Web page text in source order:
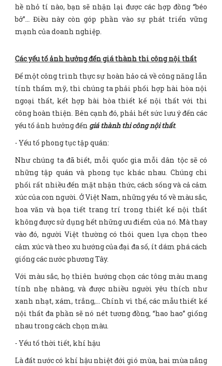
hề nhỏ tí nào, bạn sẽ nhận lại được các hợp đồng “béo
bở”… Điều này còn góp phần vào sự phát triển vững
mạnh của doanh nghiệp.
Các yếu tố ảnh hưởng đến giá thành thi công nội thất
Để một công trình thực sự hoàn hảo cả về công năng lẫn
tính thẩm mỹ, thì chúng ta phải phối hợp hài hòa nội
ngoại thất, kết hợp hài hòa thiết kế nội thất với thi
công hoàn thiện. Bên cạnh đó, phải hết sức lưu ý đến các
yếu tố ảnh hưởng đến giá thành thi công nội thất.
- Yếu tố phong tục tập quán:
Như chúng ta đã biết, mỗi quốc gia mỗi dân tộc sẽ có
những tập quán và phong tục khác nhau. Chúng chi
phối rất nhiều đến mặt nhận thức, cách sống và cả cảm
xúc của con người. Ở Việt Nam, những yếu tố về màu sắc,
hoa văn và họa tiết trang trí trong thiết kế nội thất
không được sử dụng hết những ưu điểm của nó. Mà thay
vào đó, người Việt thường có thói quen lựa chọn theo
cảm xúc và theo xu hướng của đại đa số, ít dám phá cách
giống các nước phương Tây.
Với màu sắc, họ thiên hướng chọn các tông màu mang
tính nhẹ nhàng, và được nhiều người yêu thích như
xanh nhạt, xám, trắng,… Chính vì thế, các mẫu thiết kế
nội thất đa phần sẽ nó nét tương đồng, “hao hao” giống
nhau trong cách chọn màu.
- Yếu tố thời tiết, khí hậu
Là đất nước có khí hậu nhiệt đới gió mùa, hai mùa nắng